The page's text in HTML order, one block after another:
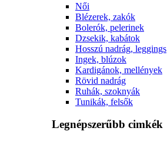
Női
Blézerek, zakók
Bolerók, pelerinek
Dzsekik, kabátok
Hosszú nadrág, leggings
Ingek, blúzok
Kardigánok, mellények
Rövid nadrág
Ruhák, szoknyák
Tunikák, felsők
Legnépszerűbb cimkék